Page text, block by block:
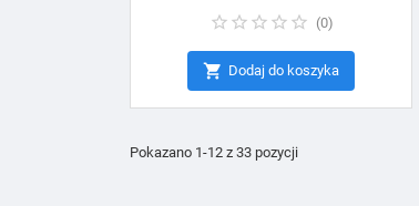
(0)
 Dodaj do koszyka
Pokazano 1-12 z 33 pozycji